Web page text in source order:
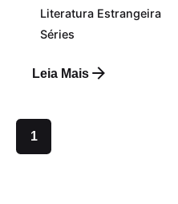
Literatura Estrangeira
Séries
Leia Mais
1